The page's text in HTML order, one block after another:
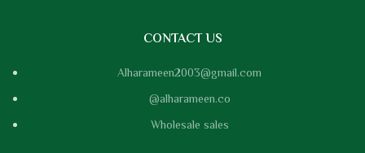
CONTACT US
Alharameen2003@gmail.com
@alharameen.co
Wholesale sales